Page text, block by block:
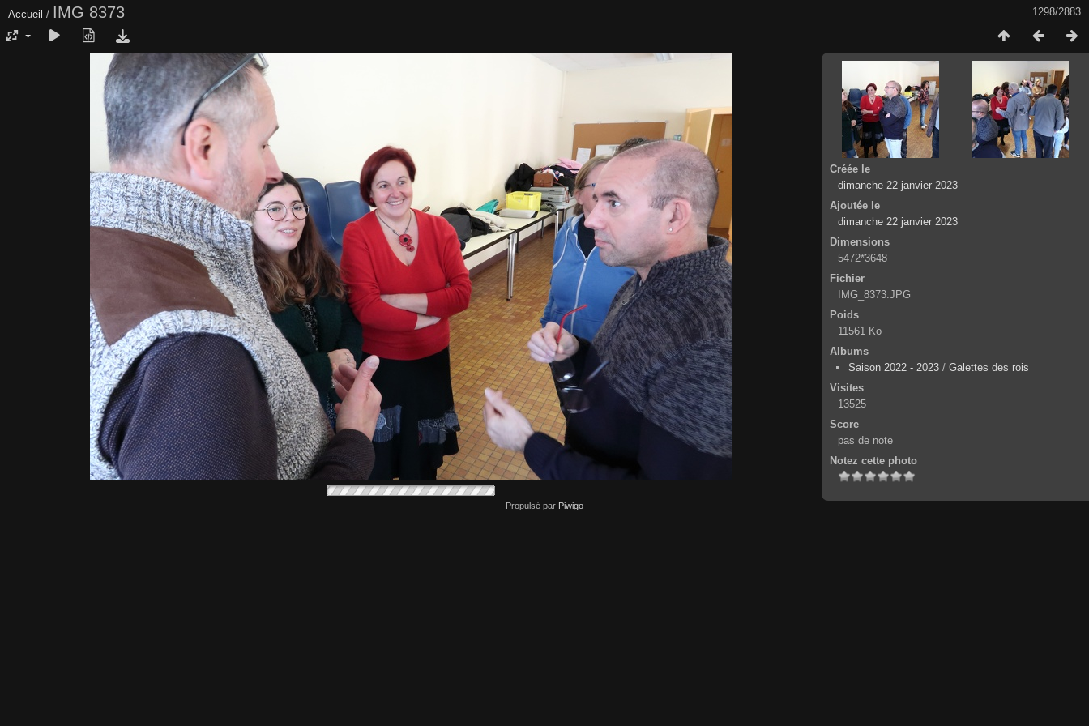
1298/2883
Accueil / IMG 8373
Créée le
dimanche 22 janvier 2023
Ajoutée le
dimanche 22 janvier 2023
Dimensions
5472*3648
Fichier
IMG_8373.JPG
Poids
11561 Ko
Albums
Saison 2022 - 2023 / Galettes des rois
Visites
13525
Score
pas de note
Notez cette photo
Propulsé par Piwigo